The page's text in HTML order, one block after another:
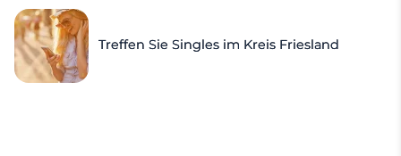
Treffen Sie Singles im Kreis Friesland